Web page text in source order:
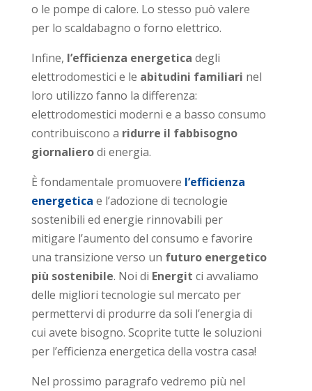
o le pompe di calore. Lo stesso può valere
per lo scaldabagno o forno elettrico.
Infine, l’efficienza energetica degli
elettrodomestici e le abitudini familiari nel
loro utilizzo fanno la differenza:
elettrodomestici moderni e a basso consumo
contribuiscono a ridurre il fabbisogno
giornalierodi energia.
È fondamentale promuovere l’efficienza
energetica e l’adozione di tecnologie
sostenibili ed energie rinnovabili per
mitigare l’aumento del consumo e favorire
una transizione verso un futuro energetico
più sostenibile. Noi di Energit ci avvaliamo
delle migliori tecnologie sul mercato per
permettervi di produrre da soli l’energia di
cui avete bisogno. Scoprite tutte le soluzioni
per l’efficienza energetica della vostra casa!
Nel prossimo paragrafo vedremo più nel